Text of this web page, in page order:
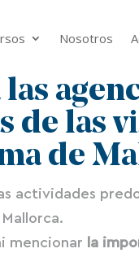
Nosotros
las
de las
de
actividades
mencionar la